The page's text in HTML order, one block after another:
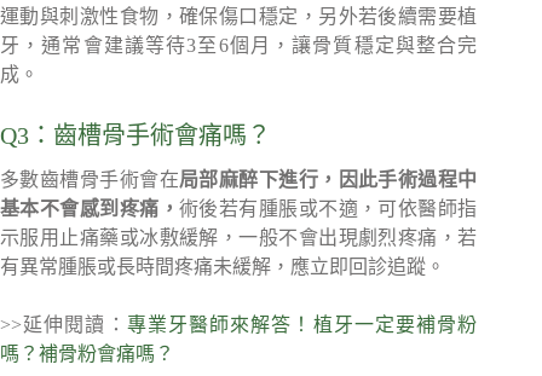
運動與刺激性食物，確保傷口穩定，另外若後續需要植
牙，通常會建議等待3至6個月，讓骨質穩定與整合完
成。
Q3：齒槽骨手術會痛嗎？
多數齒槽骨手術會在局部麻醉下進行，因此手術過程中
基本不會感到疼痛，術後若有腫脹或不適，可依醫師指
示服用止痛藥或冰敷緩解，一般不會出現劇烈疼痛，若
有異常腫脹或長時間疼痛未緩解，應立即回診追蹤。
>>延伸閱讀： 專業牙醫師來解答！植牙一定要補骨粉
嗎？補骨粉會痛嗎？